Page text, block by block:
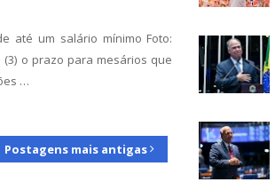
até um salário mínimo Foto:
o prazo para mesários que
…
Postagens mais antigas